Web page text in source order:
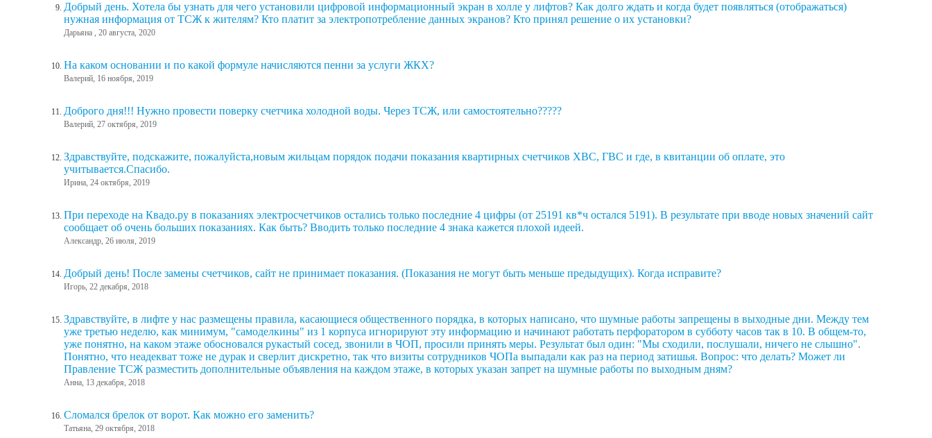
Добрый день. Хотела бы узнать для чего установили цифровой информационный экран в холле у лифтов? Как долго ждать и когда будет появляться (отображаться)
нужная информация от ТСЖ к жителям? Кто платит за электропотребление данных экранов? Кто принял решение о их установки?
Дарьяна , 20 августа, 2020
На каком основании и по какой формуле начисляются пенни за услуги ЖКХ?
Валерий, 16 ноября, 2019
Доброго дня!!! Нужно провести поверку счетчика холодной воды. Через ТСЖ, или самостоятельно?????
Валерий, 27 октября, 2019
Здравствуйте, подскажите, пожалуйста,новым жильцам порядок подачи показания квартирных счетчиков ХВС, ГВС и где, в квитанции об оплате, это
учитывается.Спасибо.
Ирина, 24 октября, 2019
При переходе на Квадо.ру в показаниях электросчетчиков остались только последние 4 цифры (от 25191 кв*ч остался 5191). В результате при вводе новых значений сайт
сообщает об очень больших показаниях. Как быть? Вводить только последние 4 знака кажется плохой идеей.
Александр, 26 июля, 2019
Добрый день! После замены счетчиков, сайт не принимает показания. (Показания не могут быть меньше предыдущих). Когда исправите?
Игорь, 22 декабря, 2018
Здравствуйте, в лифте у нас размещены правила, касающиеся общественного порядка, в которых написано, что шумные работы запрещены в выходные дни. Между тем
уже третью неделю, как минимум, "самоделкины" из 1 корпуса игнорируют эту информацию и начинают работать перфоратором в субботу часов так в 10. В общем-то,
уже понятно, на каком этаже обосновался рукастый сосед, звонили в ЧОП, просили принять меры. Результат был один: "Мы сходили, послушали, ничего не слышно".
Понятно, что неадекват тоже не дурак и сверлит дискретно, так что визиты сотрудников ЧОПа выпадали как раз на период затишья. Вопрос: что делать? Может ли
Правление ТСЖ разместить дополнительные объявления на каждом этаже, в которых указан запрет на шумные работы по выходным дням?
Анна, 13 декабря, 2018
Сломался брелок от ворот. Как можно его заменить?
Татьяна, 29 октября, 2018